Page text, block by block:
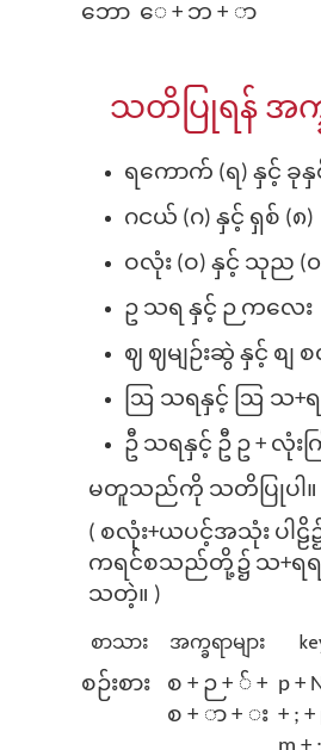
ဘော ⁠ေ + ဘ + ာ
သတိပြုရန် အက္ခ
ရကောက် (ရ) နှင့် ခုနှ
ဂငယ် (ဂ) နှင့် ရှစ် (၈)
ဝလုံး (ဝ) နှင့် သုည (
ဥ သရ နှင့် ဉ ကလေး
ဈ ဈမျဉ်းဆွဲ နှင့် စျ
ဩ သရနှင့် ဩ သ+ရ
ဦ သရနှင့် ဦ ဥ + လုံ
မတူသည်ကို သတိပြုပါ။
( စလုံး+ယပင့်အသုံး ပါဠိ
ကရင်စသည်တို့၌ သ+ရရ
သတဲ့။ )
စာသား အက္ခရာများ
စဉ်းစား
စ + ဉ + ် +
စ + ာ + း
p +
+ ; +